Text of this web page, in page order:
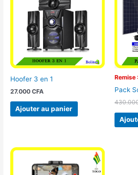
Hoofer 3 en 1
27.000CFA
Ajouter au panier
Remise
Pack